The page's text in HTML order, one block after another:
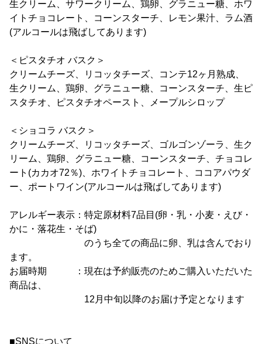
生クリーム、サワークリーム、鶏卵、グラニュー糖、ホワ
イトチョコレート、コーンスターチ、レモン果汁、ラム酒
(アルコールは飛ばしてあります)
＜ピスタチオ バスク＞
クリームチーズ、リコッタチーズ、コンテ12ヶ月熟成、
生クリーム、鶏卵、グラニュー糖、コーンスターチ、生ピ
スタチオ、ピスタチオペースト、メープルシロップ
＜ショコラ バスク＞
クリームチーズ、リコッタチーズ、ゴルゴンゾーラ、生ク
リーム、鶏卵、グラニュー糖、コーンスターチ、チョコレ
ート(カカオ72％)、ホワイトチョコレート、ココアパウダ
ー、ポートワイン(アルコールは飛ばしてあります)
アレルギー表示：特定原材料7品目(卵・乳・小麦・えび・
かに・落花生・そば)
のうち全ての商品に卵、乳は含んでおり
ます。
お届時期 ：現在は予約販売のためご購入いただいた
商品は、
12月中旬以降のお届け予定となります
■SNSについて